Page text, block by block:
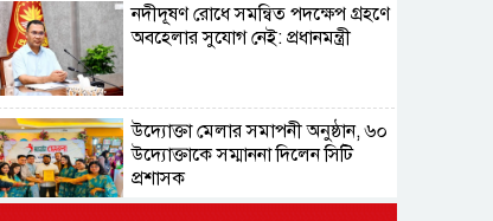
নদীদূষণ রোধে সমন্বিত পদক্ষেপ গ্রহণে
অবহেলার সুযোগ নেই: প্রধানমন্ত্রী
উদ্যোক্তা মেলার সমাপনী অনুষ্ঠান, ৬০
উদ্যোক্তাকে সম্মাননা দিলেন সিটি
প্রশাসক